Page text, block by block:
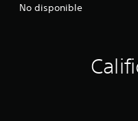
No disponible